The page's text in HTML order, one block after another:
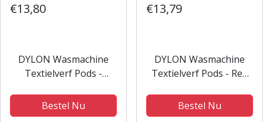
€13,80
DYLON Wasmachine
Textielverf Pods -
Bestel Nu
€13,79
DYLON Wasmachine
Textielverf Pods - Red
Bestel Nu